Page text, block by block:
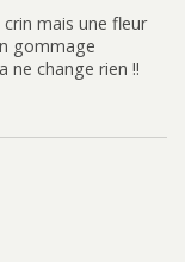
mais une fleur
gommage
ne change rien !!